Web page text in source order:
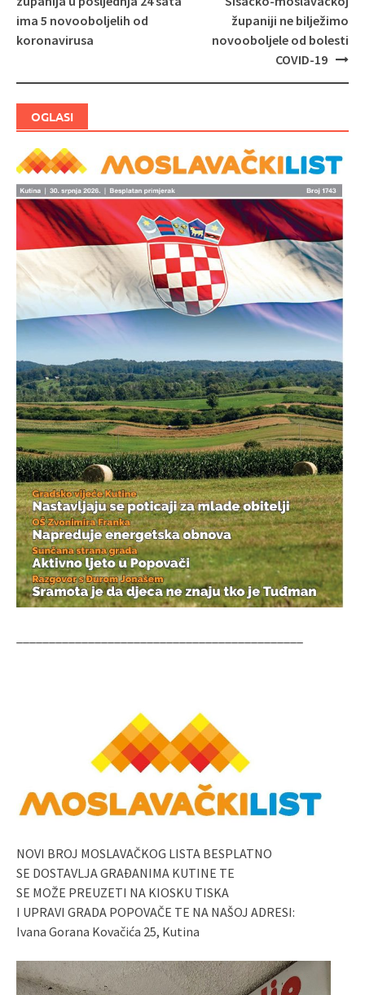
objava
ima 5 novooboljelih od
koronavirusa
županiji ne bilježimo
novooboljele od bolesti
COVID-19
OGLASI
NOVI BROJ MOSLAVAČKOG LISTA BESPLATNO
SE DOSTAVLJA GRAĐANIMA KUTINE TE
SE MOŽE PREUZETI NA KIOSKU TISKA
I UPRAVI GRADA POPOVAČE TE NA NAŠOJ ADRESI:
Ivana Gorana Kovačića 25, Kutina